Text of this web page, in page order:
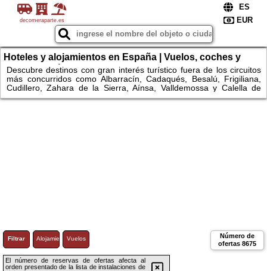
decomeraparte.es
Hoteles y alojamientos en España | Vuelos, coches y
escapadas únicas
Descubre destinos con gran interés turístico fuera de los circuitos
más concurridos como Albarracín, Cadaqués, Besalú, Frigiliana,
Cudillero, Zahara de la Sierra, Aínsa, Valldemossa y Calella de
Palafrugell. Explora espacios naturales como el Parque Nacional
Filtrar AlojamientoVuelos
Número de
ofertas 8675
El número de reservas de ofertas afecta al
orden presentado de la lista de instalaciones de